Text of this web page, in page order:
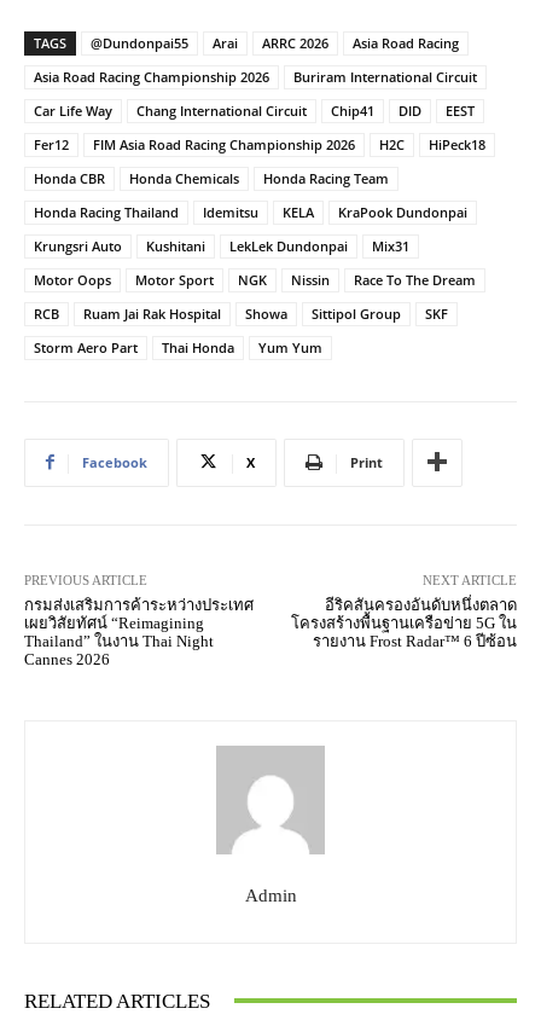
TAGS @Dundonpai55 Arai ARRC 2026
Asia Road Racing
Asia Road Racing Championship 2026
Buriram International Circuit
Car Life Way
Chang International Circuit Chip41 DID
EEST
Fer12
FIM Asia Road Racing Championship 2026 H2C
HiPeck18
Honda CBR
Honda Chemicals
Honda Racing Team
Honda Racing Thailand
Idemitsu KELA
KraPook Dundonpai
Krungsri Auto
Kushitani LekLek Dundonpai
Mix31
Motor Oops
Motor Sport NGK Nissin
Race To The Dream
RCB
Ruam Jai Rak Hospital Showa Sittipol Group
SKF
Storm Aero Part
Thai Honda Yum Yum
Facebook X Print
PREVIOUS ARTICLE
กรมส่งเสริมการค้าระหว่างประเทศ
เผยวิสัยทัศน์ “Reimagining
Thailand” ในงาน Thai Night
Cannes 2026
NEXT ARTICLE
อีริคสันครองอันดับหนึ่งตลาด
โครงสร้างพื้นฐานเครือข่าย 5G ใน
รายงาน Frost Radar™ 6 ปีซ้อน
Admin
RELATED ARTICLES